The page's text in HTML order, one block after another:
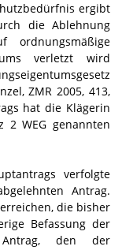
ergibt
die Ablehnung
ordnungsmäßige
verletzt wird
ZMR 2005, 413,
hat die Klägerin
WEG genannten
verfolgte
Antrag.
die bisher
Befassung der
Antrag, den der